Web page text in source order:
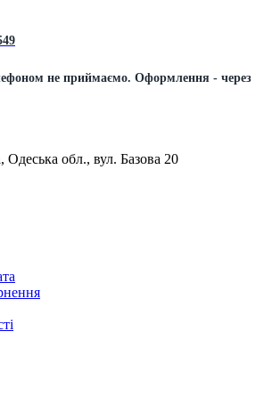
не приймаємо. Оформлення - через
Одеська обл., вул. Базова 20